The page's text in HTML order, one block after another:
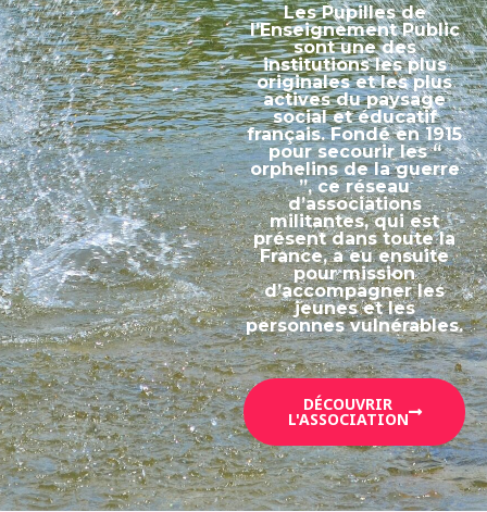
Les Pupilles de
l’Enseignement Public
sont une des
institutions les plus
originales et les plus
actives du paysage
social et éducatif
français. Fondé en 1915
pour secourir les “
orphelins de la guerre
”, ce réseau
d’associations
militantes, qui est
présent dans toute la
France, a eu ensuite
pour mission
d’accompagner les
jeunes et les
personnes vulnérables.
DÉCOUVRIR
L'ASSOCIATION